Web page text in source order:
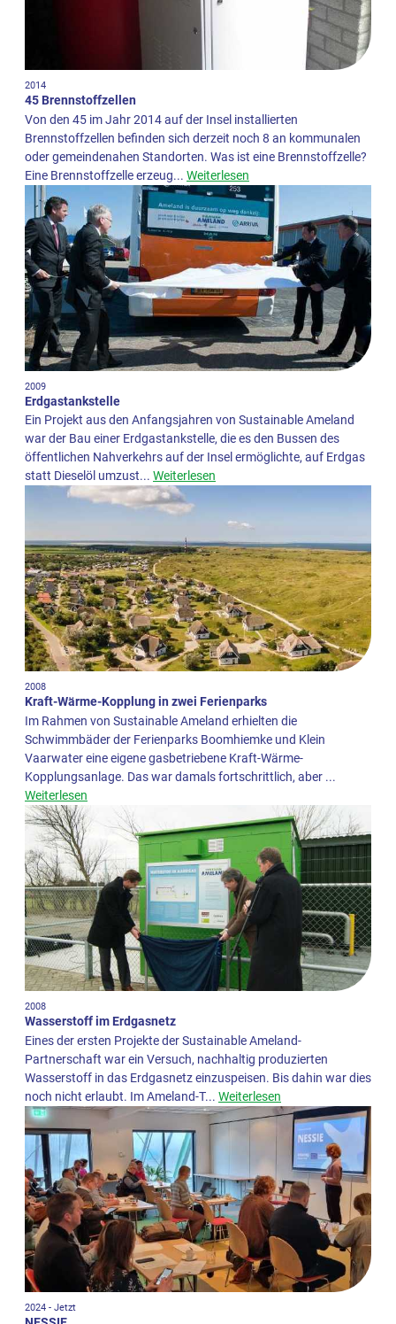
2014
45 Brennstoffzellen
Von den 45 im Jahr 2014 auf der Insel installierten
Brennstoffzellen befinden sich derzeit noch 8 an kommunalen
oder gemeindenahen Standorten. Was ist eine Brennstoffzelle?
Eine Brennstoffzelle erzeug... Weiterlesen
2009
Erdgastankstelle
Ein Projekt aus den Anfangsjahren von Sustainable Ameland
war der Bau einer Erdgastankstelle, die es den Bussen des
öffentlichen Nahverkehrs auf der Insel ermöglichte, auf Erdgas
statt Dieselöl umzust... Weiterlesen
2008
Kraft-Wärme-Kopplung in zwei Ferienparks
Im Rahmen von Sustainable Ameland erhielten die
Schwimmbäder der Ferienparks Boomhiemke und Klein
Vaarwater eine eigene gasbetriebene Kraft-Wärme-
Kopplungsanlage. Das war damals fortschrittlich, aber ...
Weiterlesen
2008
Wasserstoff im Erdgasnetz
Eines der ersten Projekte der Sustainable Ameland-
Partnerschaft war ein Versuch, nachhaltig produzierten
Wasserstoff in das Erdgasnetz einzuspeisen. Bis dahin war dies
noch nicht erlaubt. Im Ameland-T... Weiterlesen
2024 - Jetzt